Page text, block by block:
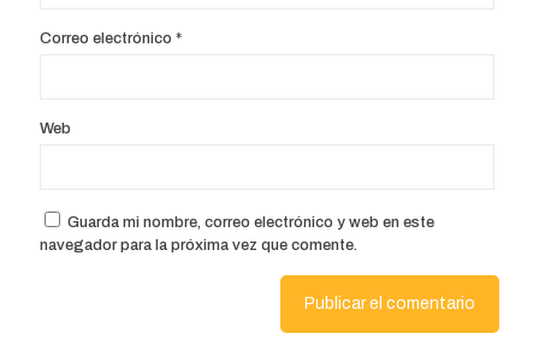
Correo electrónico *
Web
Guarda mi nombre, correo electrónico y web en este
navegador para la próxima vez que comente.